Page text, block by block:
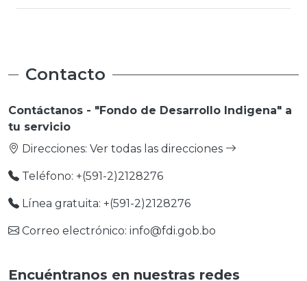
Contacto
Contáctanos - "Fondo de Desarrollo Indigena" a
tu servicio
Direcciones: Ver todas las direcciones
Teléfono: +(591-2)2128276
Línea gratuita: +(591-2)2128276
Correo electrónico: info@fdi.gob.bo
Encuéntranos en nuestras redes